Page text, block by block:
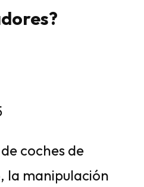
coches de
la manipulación